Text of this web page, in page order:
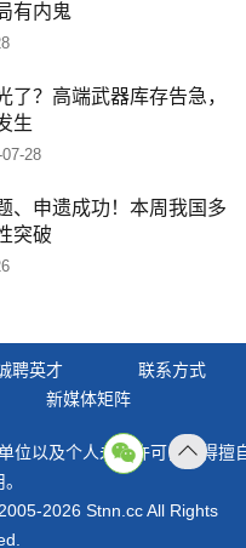
有内鬼
了？高端武器库存告急，
生
28
、申遗成功！本周我国多
突破
聘英才
联系方式
新媒体矩阵
位以及个人未经许可，不得擅
2026 Stnn.cc All Rights
顶部